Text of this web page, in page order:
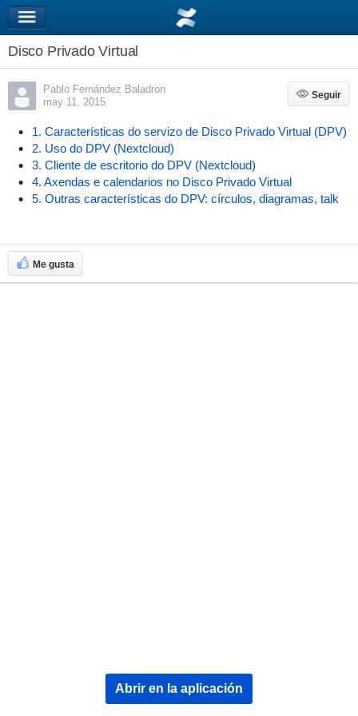
Disco Privado Virtual
Pablo Fernández Baladron
may 11, 2015
Seguir
Seguir
1. Características do servizo de Disco Privado Virtual (DPV)
2. Uso do DPV (Nextcloud)
3. Cliente de escritorio do DPV (Nextcloud)
4. Axendas e calendarios no Disco Privado Virtual
5. Outras características do DPV: círculos, diagramas, talk
Me gusta
Abrir en la aplicación